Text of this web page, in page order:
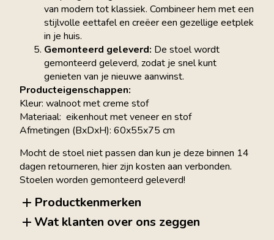
van modern tot klassiek. Combineer hem met een
stijlvolle eettafel en creëer een gezellige eetplek
in je huis.
Gemonteerd geleverd: De stoel wordt
gemonteerd geleverd, zodat je snel kunt
genieten van je nieuwe aanwinst.
Producteigenschappen:
Kleur: walnoot met creme stof
Materiaal: eikenhout met veneer en stof
Afmetingen (BxDxH): 60x55x75 cm
Mocht de stoel niet passen dan kun je deze binnen 14
dagen retourneren, hier zijn kosten aan verbonden.
Stoelen worden gemonteerd geleverd!
Productkenmerken
Wat klanten over ons zeggen